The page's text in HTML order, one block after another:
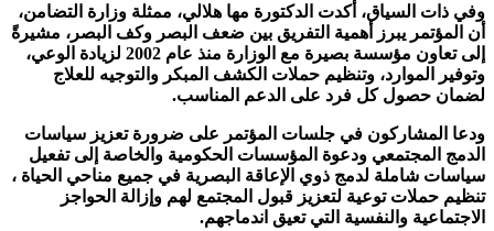
وفي ذات السياق، أكدت الدكتورة مها هلالي، ممثلة وزارة التضامن،
أن المؤتمر يبرز أهمية التفريق بين ضعف البصر وكف البصر، مشيرةً
إلى تعاون مؤسسة بصيرة مع الوزارة منذ عام 2002 لزيادة الوعي،
وتوفير الموارد، وتنظيم حملات الكشف المبكر والتوجيه للعلاج
لضمان حصول كل فرد على الدعم المناسب.
ودعا المشاركون في جلسات المؤتمر على ضرورة تعزيز سياسات
الدمج المجتمعي ودعوة المؤسسات الحكومية والخاصة إلى تفعيل
سياسات شاملة لدمج ذوي الإعاقة البصرية في جميع مناحي الحياة ،
تنظيم حملات توعية لتعزيز قبول المجتمع لهم وإزالة الحواجز
الاجتماعية والنفسية التي تعيق اندماجهم.